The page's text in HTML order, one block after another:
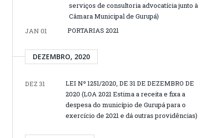
serviços de consultoria advocatícia junto à
Câmara Municipal de Gurupá)
JAN 01
PORTARIAS 2021
DEZEMBRO, 2020
DEZ 31
LEI Nº 1251/2020, DE 31 DE DEZEMBRO DE
2020 (LOA 2021 Estima a receita e fixa a
despesa do município de Gurupá para o
exercício de 2021 e dá outras providências)